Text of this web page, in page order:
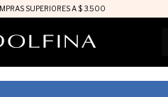
SUPERIORES A $ 3.500